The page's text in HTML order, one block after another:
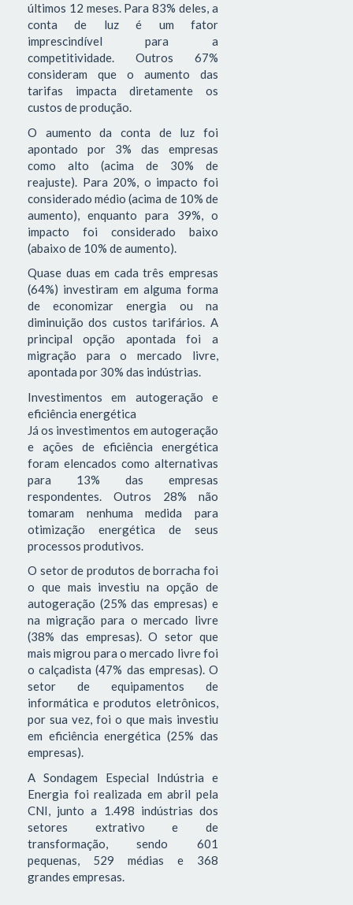
últimos 12 meses. Para 83% deles, a
conta de luz é um fator
imprescindível para a
competitividade. Outros 67%
consideram que o aumento das
tarifas impacta diretamente os
custos de produção.
O aumento da conta de luz foi
apontado por 3% das empresas
como alto (acima de 30% de
reajuste). Para 20%, o impacto foi
considerado médio (acima de 10% de
aumento), enquanto para 39%, o
impacto foi considerado baixo
(abaixo de 10% de aumento).
Quase duas em cada três empresas
(64%) investiram em alguma forma
de economizar energia ou na
diminuição dos custos tarifários. A
principal opção apontada foi a
migração para o mercado livre,
apontada por 30% das indústrias.
Investimentos em autogeração e
eficiência energética
Já os investimentos em autogeração
e ações de eficiência energética
foram elencados como alternativas
para 13% das empresas
respondentes. Outros 28% não
tomaram nenhuma medida para
otimização energética de seus
processos produtivos.
O setor de produtos de borracha foi
o que mais investiu na opção de
autogeração (25% das empresas) e
na migração para o mercado livre
(38% das empresas). O setor que
mais migrou para o mercado livre foi
o calçadista (47% das empresas). O
setor de equipamentos de
informática e produtos eletrônicos,
por sua vez, foi o que mais investiu
em eficiência energética (25% das
empresas).
A Sondagem Especial Indústria e
Energia foi realizada em abril pela
CNI, junto a 1.498 indústrias dos
setores extrativo e de
transformação, sendo 601
pequenas, 529 médias e 368
grandes empresas.